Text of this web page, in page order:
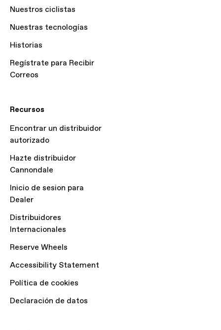
Nuestros ciclistas
Nuestras tecnologías
Historias
Regístrate para Recibir
Correos
Recursos
Encontrar un distribuidor
autorizado
Hazte distribuidor
Cannondale
Inicio de sesion para
Dealer
Distribuidores
Internacionales
Reserve Wheels
Accessibility Statement
Política de cookies
Declaración de datos